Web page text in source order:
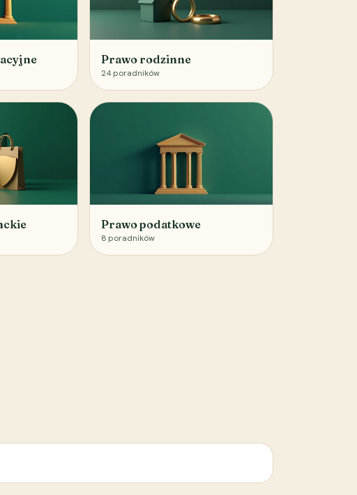
Prawo rodzinne
24 poradników
Prawo podatkowe
8 poradników